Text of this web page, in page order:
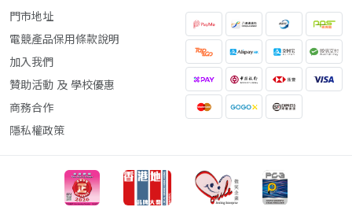
門市地址
電競產品保用條款說明
加入我們
贊助活動 及 學校優惠
商務合作
隱私權政策